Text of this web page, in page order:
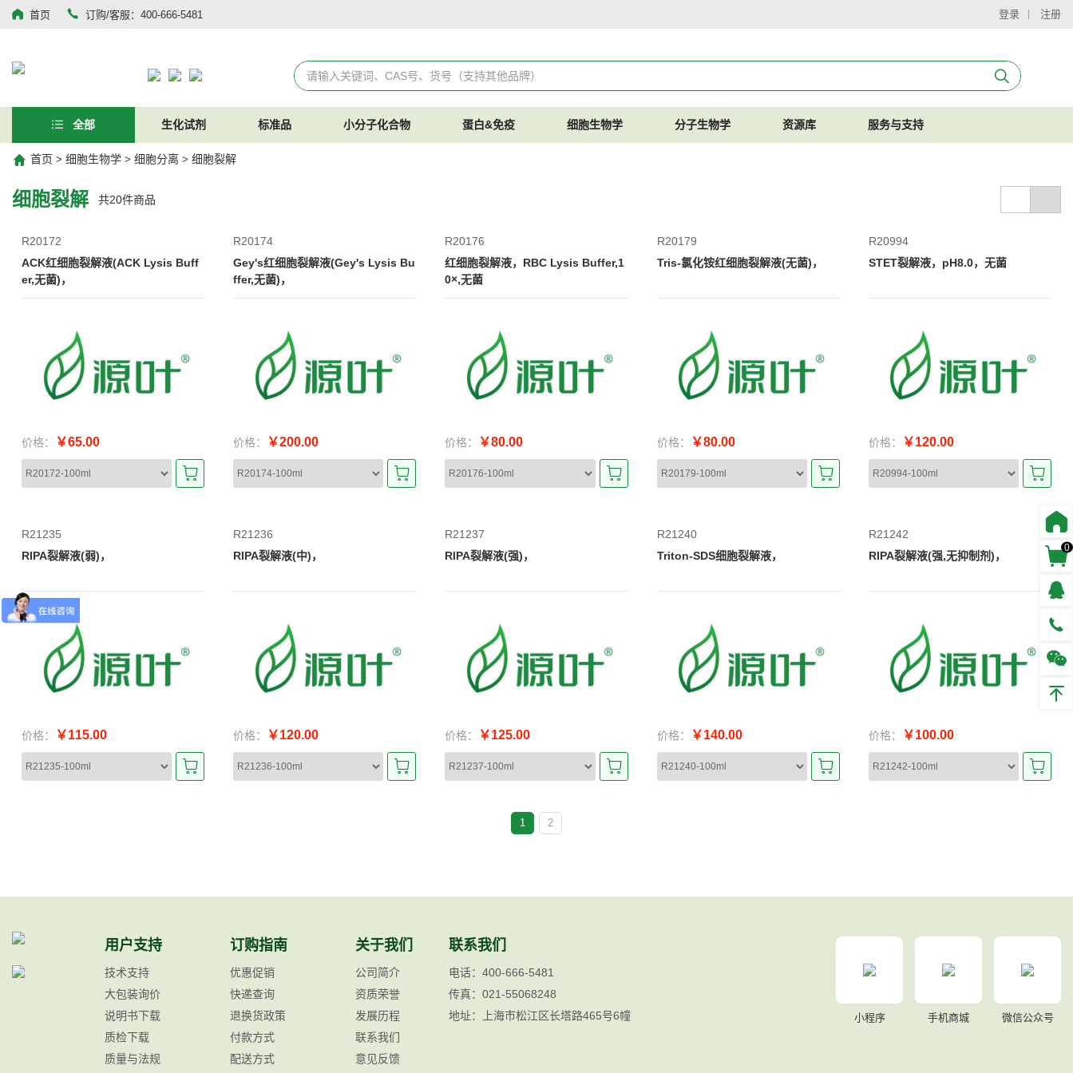
首页 订购/客服：400-666-5481 登录 注册
全部 生化试剂 标准品 小分子化合物 蛋白&免疫 细胞生物学 分子生物学 资源库 服务与支持
首页 > 细胞生物学 > 细胞分离 > 细胞裂解
细胞裂解 共20件商品
R20172
ACK红细胞裂解液(ACK Lysis Buff
er,无菌)，
价格： ￥65.00
R20174
Gey's红细胞裂解液(Gey's Lysis Bu
ffer,无菌)，
价格： ￥200.00
R20176
红细胞裂解液，RBC Lysis Buffer,1
0×,无菌
价格： ￥80.00
R20179
Tris-氯化铵红细胞裂解液(无菌)，
价格： ￥80.00
R20994
STET裂解液，pH8.0，无菌
价格： ￥120.00
R21235
RIPA裂解液(弱)，
价格： ￥115.00
R21236
RIPA裂解液(中)，
价格： ￥120.00
R21237
RIPA裂解液(强)，
价格： ￥125.00
R21240
Triton-SDS细胞裂解液，
价格： ￥140.00
R21242
RIPA裂解液(强,无抑制剂)，
价格： ￥100.00
1 2
用户支持
技术支持
大包装询价
说明书下载
质检下载
质量与法规
订购指南
优惠促销
快递查询
退换货政策
付款方式
配送方式
关于我们
公司简介
资质荣誉
发展历程
联系我们
意见反馈
联系我们
电话：400-666-5481
传真：021-55068248
地址：上海市松江区长塔路465号6幢
小程序 手机商城 微信公众号
0